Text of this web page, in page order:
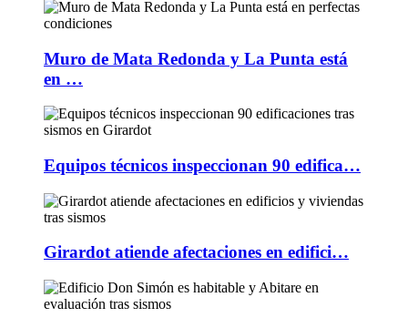
Muro de Mata Redonda y La Punta está
en …
Equipos técnicos inspeccionan 90 edifica…
Girardot atiende afectaciones en edifici…